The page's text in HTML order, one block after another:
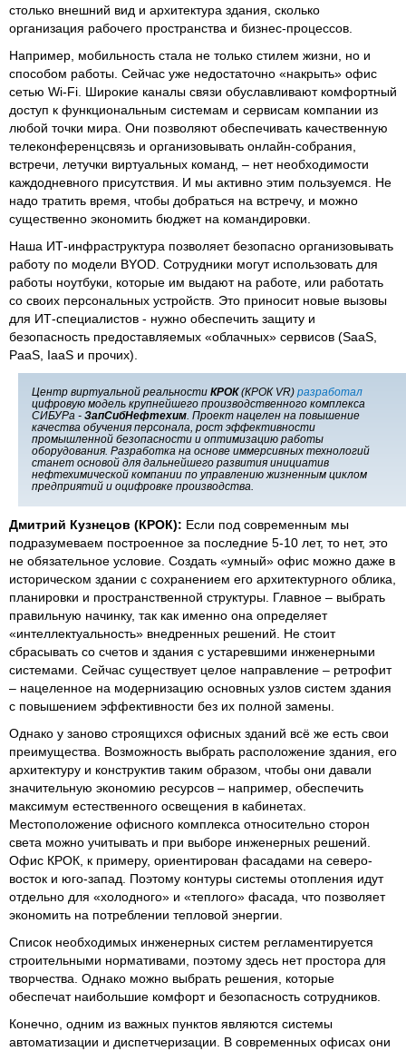
столько внешний вид и архитектура здания, сколько
организация рабочего пространства и бизнес-процессов.
Например, мобильность стала не только стилем жизни, но и
способом работы. Сейчас уже недостаточно «накрыть» офис
сетью Wi-Fi. Широкие каналы связи обуславливают комфортный
доступ к функциональным системам и сервисам компании из
любой точки мира. Они позволяют обеспечивать качественную
телеконференцсвязь и организовывать онлайн-собрания,
встречи, летучки виртуальных команд, – нет необходимости
каждодневного присутствия. И мы активно этим пользуемся. Не
надо тратить время, чтобы добраться на встречу, и можно
существенно экономить бюджет на командировки.
Наша ИТ-инфраструктура позволяет безопасно организовывать
работу по модели BYOD. Сотрудники могут использовать для
работы ноутбуки, которые им выдают на работе, или работать
со своих персональных устройств. Это приносит новые вызовы
для ИТ-специалистов - нужно обеспечить защиту и
безопасность предоставляемых «облачных» сервисов (SaaS,
PaaS, IaaS и прочих).
Центр виртуальной реальности КРОК(КРОК VR) разработал
цифровую модель крупнейшего производственного комплекса
СИБУРа - ЗапСибНефтехим . Проект нацелен на повышение
качества обучения персонала, рост эффективности
промышленной безопасности и оптимизацию работы
оборудования. Разработка на основе иммерсивных технологий
станет основой для дальнейшего развития инициатив
нефтехимической компании по управлению жизненным циклом
предприятий и оцифровке производства.
Дмитрий Кузнецов (КРОК): Если под современным мы
подразумеваем построенное за последние 5-10 лет, то нет, это
не обязательное условие. Создать «умный» офис можно даже в
историческом здании с сохранением его архитектурного облика,
планировки и пространственной структуры. Главное – выбрать
правильную начинку, так как именно она определяет
«интеллектуальность» внедренных решений. Не стоит
сбрасывать со счетов и здания с устаревшими инженерными
системами. Сейчас существует целое направление – ретрофит
– нацеленное на модернизацию основных узлов систем здания
с повышением эффективности без их полной замены.
Однако у заново строящихся офисных зданий всё же есть свои
преимущества. Возможность выбрать расположение здания, его
архитектуру и конструктив таким образом, чтобы они давали
значительную экономию ресурсов – например, обеспечить
максимум естественного освещения в кабинетах.
Местоположение офисного комплекса относительно сторон
света можно учитывать и при выборе инженерных решений.
Офис КРОК, к примеру, ориентирован фасадами на северо-
восток и юго-запад. Поэтому контуры системы отопления идут
отдельно для «холодного» и «теплого» фасада, что позволяет
экономить на потреблении тепловой энергии.
Список необходимых инженерных систем регламентируется
строительными нормативами, поэтому здесь нет простора для
творчества. Однако можно выбрать решения, которые
обеспечат наибольшие комфорт и безопасность сотрудников.
Конечно, одним из важных пунктов являются системы
автоматизации и диспетчеризации. В современных офисах они